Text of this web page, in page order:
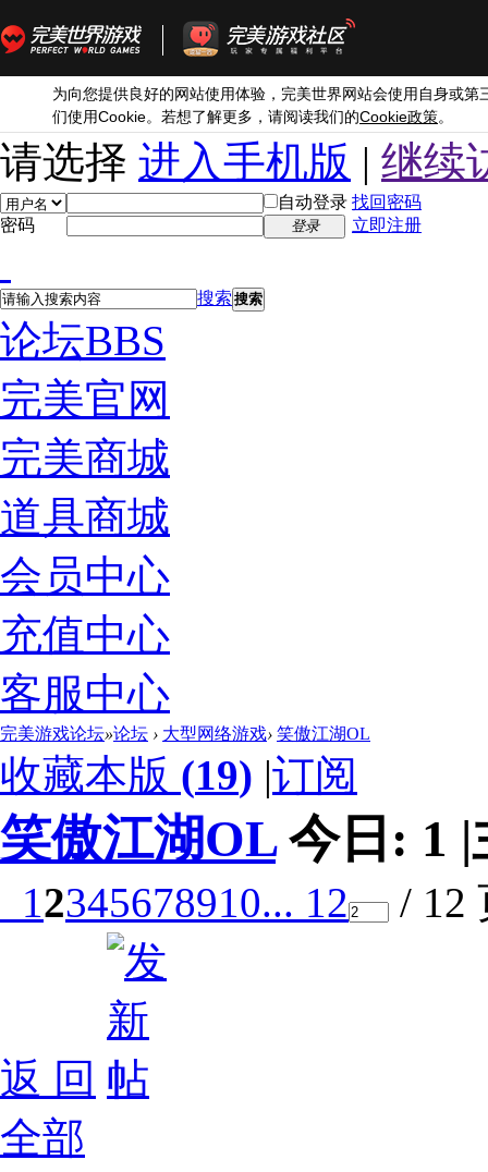
为向您提供良好的网站使用体验，完美世界网站会使用自身或第
们使用Cookie。若想了解更多，请阅读我们的Cookie政策。
请选择 进入手机版 | 继续
自动登录 找回密码
密码
登录 立即注册
搜索 搜索
论坛BBS
完美官网
完美商城
道具商城
会员中心
充值中心
客服中心
完美游戏论坛»论坛 › 大型网络游戏› 笑傲江湖OL
收藏本版 (19) |订阅
笑傲江湖OL 今日: 1 |
12345678910... 12 / 12
返 回
全部